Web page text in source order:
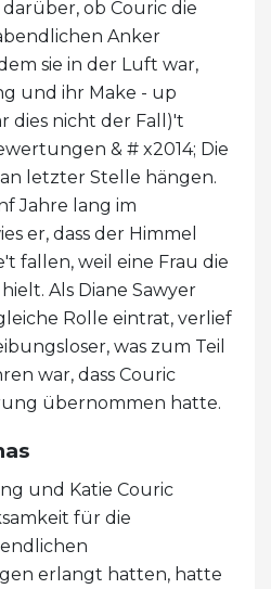
ob Couric die
Anker
sie in der Luft war,
und ihr Make - up
dies nicht der Fall)'t
& # x2014; Die
letzter Stelle hängen.
Jahre lang im
er, dass der Himmel
fallen, weil eine Frau die
Als Diane Sawyer
Rolle eintrat, verlief
was zum Teil
war, dass Couric
übernommen hatte.
und Katie Couric
für die
erlangt hatten, hatte